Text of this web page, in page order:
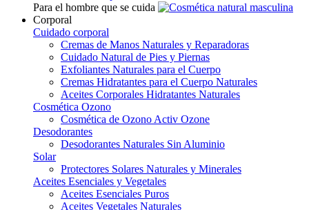
Para el hombre que se cuida
Corporal
Cuidado corporal
Cremas de Manos Naturales y Reparadoras
Cuidado Natural de Pies y Piernas
Exfoliantes Naturales para el Cuerpo
Cremas Hidratantes para el Cuerpo Naturales
Aceites Corporales Hidratantes Naturales
Cosmética Ozono
Cosmética de Ozono Activ Ozone
Desodorantes
Desodorantes Naturales Sin Aluminio
Solar
Protectores Solares Naturales y Minerales
Aceites Esenciales y Vegetales
Aceites Esenciales Puros
Aceites Vegetales Naturales